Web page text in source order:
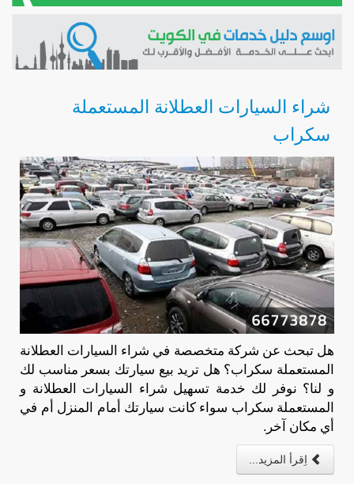
شراء السيارات العطلانة المستعملة
سكراب
هل تبحث عن شركة متخصصة في شراء السيارات العطلانة
المستعملة سكراب؟ هل تريد بيع سيارتك بسعر مناسب لك
و لنا؟ نوفر لك خدمة تسهيل شراء السيارات العطلانة و
المستعملة سكراب سواء كانت سيارتك أمام المنزل أم في
أي مكان آخر.
اِقرأ المزيد...